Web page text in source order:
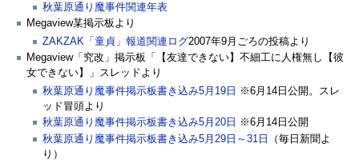
秋葉原通り魔事件関連年表
Megaview某掲示板より
ZAKZAK「童貞」報道関連ログ2007年9月ごろの投稿より
Megaview「究改」掲示板「【友達できない】不細工に人権無し【彼
女できない】」スレッドより
秋葉原通り魔事件掲示板書き込み5月19日
※6月14日公開。スレ
ッド冒頭より
秋葉原通り魔事件掲示板書き込み5月20日
※6月14日公開
秋葉原通り魔事件掲示板書き込み5月29日～31日
（毎日新聞よ
り）